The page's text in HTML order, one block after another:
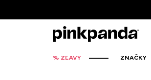
% ZĽAVY ZNAČKY